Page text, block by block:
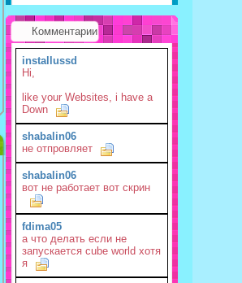
Комментарии
installussd
Hi,
like your Websites, i have a
Down
shabalin06
не отпровляет
shabalin06
вот не работает вот скрин
fdima05
а что делать если не
запускается cube world хотя
я